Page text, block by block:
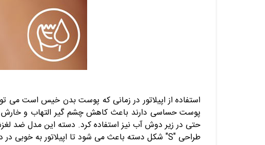
استفاده ازاپیلاتوردر زمانی که پوست بدن خیس است می
پوست حساسی دارند باعث کاهش چشم گیر التهاب و خارش
حتی در زیر دوش آب نیز استفاده کرد. دسته این مدل ضد
طراحی "S" شکل دسته باعث می شود تا اپیلاتور به خوبی در دستان شما قرار گرفته و علاوه بر دسترسی آسان تر به تمام نقاط بدن ، تسلط شما بر روی کار بیشتر گردد.